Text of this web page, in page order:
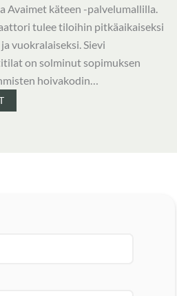
Avaimet käteen -palvelumallilla.
tulee tiloihin pitkäaikaiseksi
vuokralaiseksi. Sievi
on solminut sopimuksen
hoivakodin…